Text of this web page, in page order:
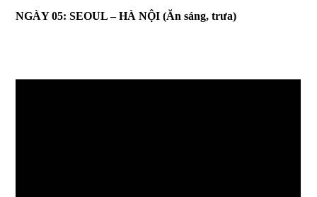
NGÀY 05: SEOUL – HÀ NỘI(Ăn sáng, trưa)